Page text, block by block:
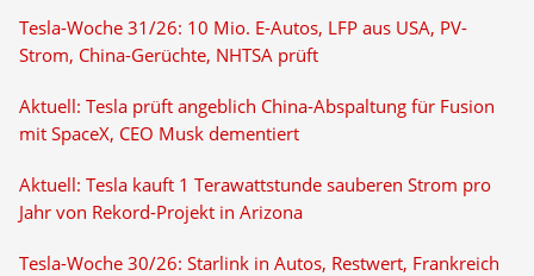
Tesla-Woche 31/26: 10 Mio. E-Autos, LFP aus USA, PV-
Strom, China-Gerüchte, NHTSA prüft
Aktuell: Tesla prüft angeblich China-Abspaltung für Fusion
mit SpaceX, CEO Musk dementiert
Aktuell: Tesla kauft 1 Terawattstunde sauberen Strom pro
Jahr von Rekord-Projekt in Arizona
Tesla-Woche 30/26: Starlink in Autos, Restwert, Frankreich